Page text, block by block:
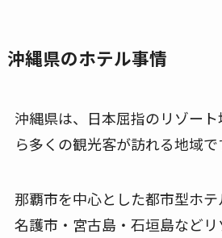
沖縄県のホテル事情
沖縄県は、日本屈指のリゾー
ら多くの観光客が訪れる地域で
那覇市を中心とした都市型ホテ
名護市・宮古島・石垣島など